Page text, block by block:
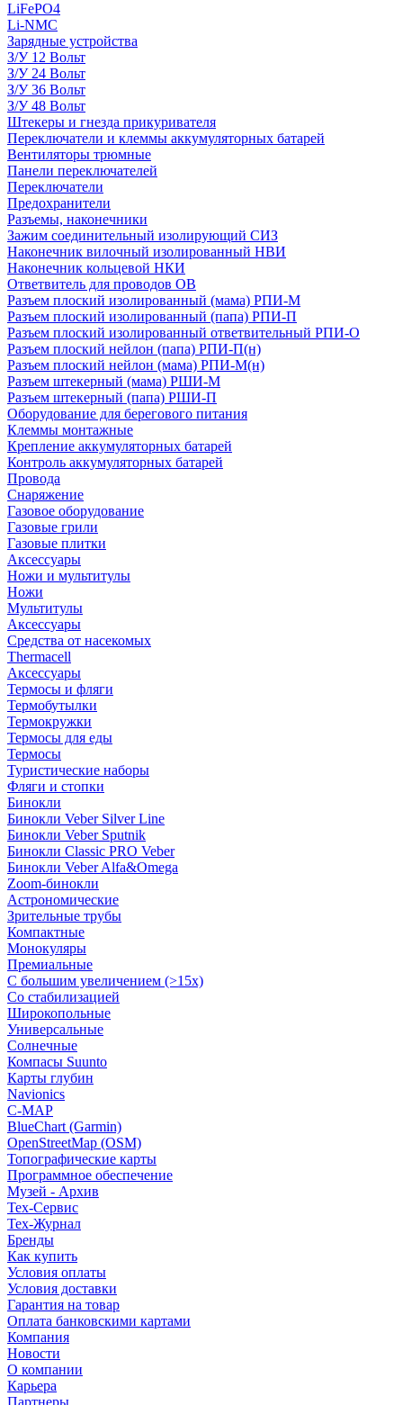
LiFePO4
Li-NMC
Зарядные устройства
З/У 12 Вольт
З/У 24 Вольт
З/У 36 Вольт
З/У 48 Вольт
Штекеры и гнезда прикуривателя
Переключатели и клеммы аккумуляторных батарей
Вентиляторы трюмные
Панели переключателей
Переключатели
Предохранители
Разъемы, наконечники
Зажим соединительный изолирующий СИЗ
Наконечник вилочный изолированный НВИ
Наконечник кольцевой НКИ
Ответвитель для проводов ОВ
Разъем плоский изолированный (мама) РПИ-М
Разъем плоский изолированный (папа) РПИ-П
Разъем плоский изолированный ответвительный РПИ-О
Разъем плоский нейлон (папа) РПИ-П(н)
Разъем плоский нейлон (мама) РПИ-М(н)
Разъем штекерный (мама) РШИ-М
Разъем штекерный (папа) РШИ-П
Оборудование для берегового питания
Клеммы монтажные
Крепление аккумуляторных батарей
Контроль аккумуляторных батарей
Провода
Снаряжение
Газовое оборудование
Газовые грили
Газовые плитки
Аксессуары
Ножи и мультитулы
Ножи
Мультитулы
Аксессуары
Средства от насекомых
Thermacell
Аксессуары
Термосы и фляги
Термобутылки
Термокружки
Термосы для еды
Термосы
Туристические наборы
Фляги и стопки
Бинокли
Бинокли Veber Silver Line
Бинокли Veber Sputnik
Бинокли Classic PRO Veber
Бинокли Veber Alfa&Omega
Zoom-бинокли
Астрономические
Зрительные трубы
Компактные
Монокуляры
Премиальные
С большим увеличением (>15x)
Со стабилизацией
Широкопольные
Универсальные
Солнечные
Компасы Suunto
Карты глубин
Navionics
C-MAP
BlueChart (Garmin)
OpenStreetMap (OSM)
Топографические карты
Программное обеспечение
Музей - Архив
Tex-Сервис
Тех-Журнал
Бренды
Как купить
Условия оплаты
Условия доставки
Гарантия на товар
Оплата банковскими картами
Компания
Новости
О компании
Карьера
Партнеры